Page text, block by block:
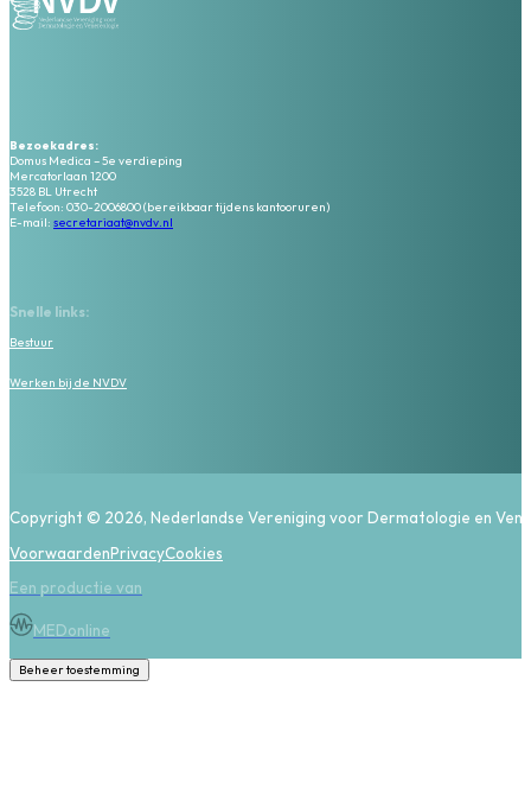
Bezoekadres:
Domus Medica – 5e verdieping
Mercatorlaan 1200
3528 BL Utrecht
Telefoon: 030-2006800 (bereikbaar tijdens kantooruren)
E-mail: secretariaat@nvdv.nl
Snelle links:
Bestuur
Werken bij de NVDV
Copyright © 2026, Nederlandse Vereniging voor Dermatologie en
VoorwaardenPrivacyCookies
Een productie van
MEDonline
Beheer toestemming